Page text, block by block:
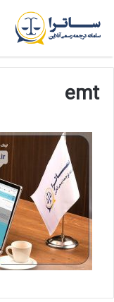
emt